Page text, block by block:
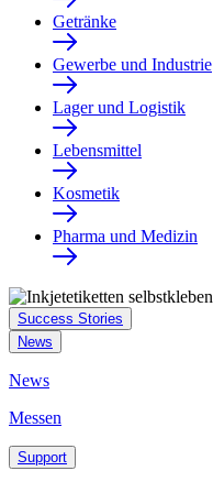
Getränke
Gewerbe und Industrie
Lager und Logistik
Lebensmittel
Kosmetik
Pharma und Medizin
Success Stories
News
News
Messen
Support